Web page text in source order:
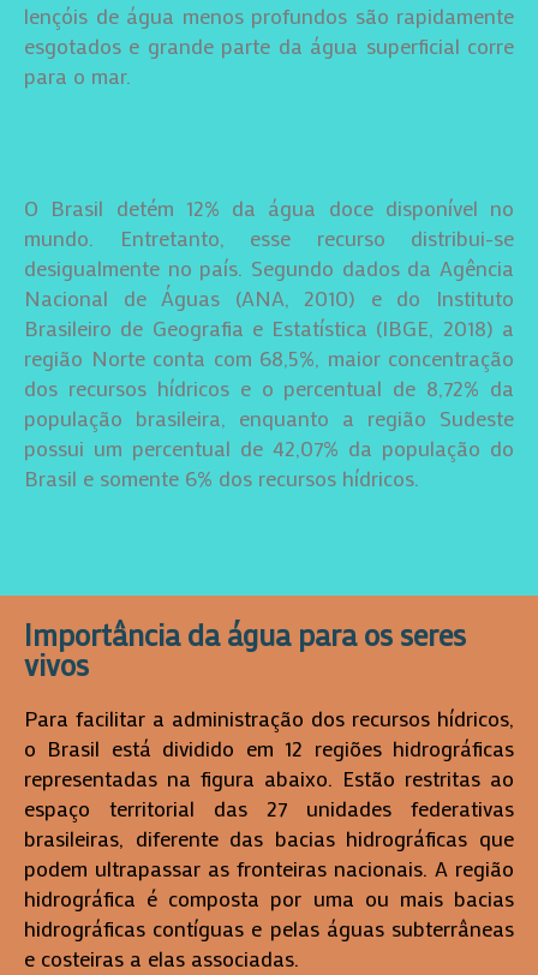
lençóis de água menos profundos são rapidamente
esgotados e grande parte da água superficial corre
para o mar.
O Brasil detém 12% da água doce disponível no
mundo. Entretanto, esse recurso distribui-se
desigualmente no país. Segundo dados da Agência
Nacional de Águas (ANA, 2010) e do Instituto
Brasileiro de Geografia e Estatística (IBGE, 2018) a
região Norte conta com 68,5%, maior concentração
dos recursos hídricos e o percentual de 8,72% da
população brasileira, enquanto a região Sudeste
possui um percentual de 42,07% da população do
Brasil e somente 6% dos recursos hídricos.
Importância da água para os seres
vivos
Para facilitar a administração dos recursos hídricos,
o Brasil está dividido em 12 regiões hidrográficas
representadas na figura abaixo. Estão restritas ao
espaço territorial das 27 unidades federativas
brasileiras, diferente das bacias hidrográficas que
podem ultrapassar as fronteiras nacionais. A região
hidrográfica é composta por uma ou mais bacias
hidrográficas contíguas e pelas águas subterrâneas
e costeiras a elas associadas.